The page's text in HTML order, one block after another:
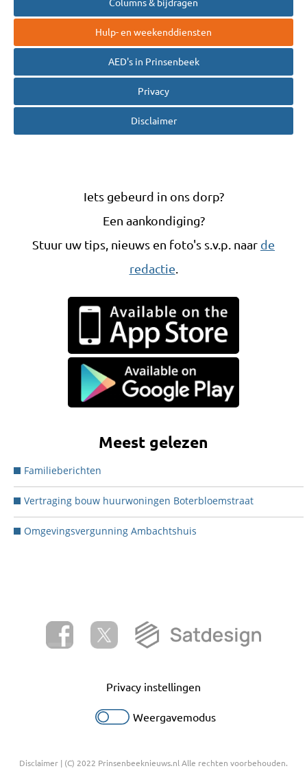
Columns & bijdragen
Hulp- en weekenddiensten
AED's in Prinsenbeek
Privacy
Disclaimer
Iets gebeurd in ons dorp?
Een aankondiging?
Stuur uw tips, nieuws en foto's s.v.p. naar de
redactie.
Meest gelezen
Familieberichten
Vertraging bouw huurwoningen Boterbloemstraat
Omgevingsvergunning Ambachtshuis
Privacy instellingen
Weergavemodus
Disclaimer | (C) 2022 Prinsenbeeknieuws.nl Alle rechten voorbehouden.